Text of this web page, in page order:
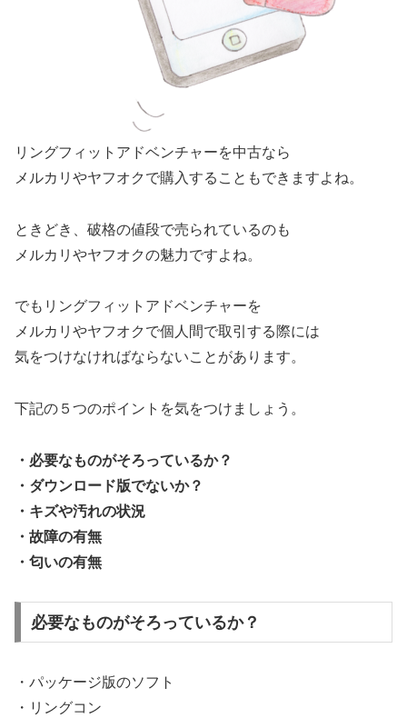
リングフィットアドベンチャーを中古なら
メルカリやヤフオクで購入することもできますよね。
ときどき、破格の値段で売られているのも
メルカリやヤフオクの魅力ですよね。
でもリングフィットアドベンチャーを
メルカリやヤフオクで個人間で取引する際には
気をつけなければならないことがあります。
下記の５つのポイントを気をつけましょう。
・必要なものがそろっているか？
・ダウンロード版でないか？
・キズや汚れの状況
・故障の有無
・匂いの有無
必要なものがそろっているか？
・パッケージ版のソフト
・リングコン